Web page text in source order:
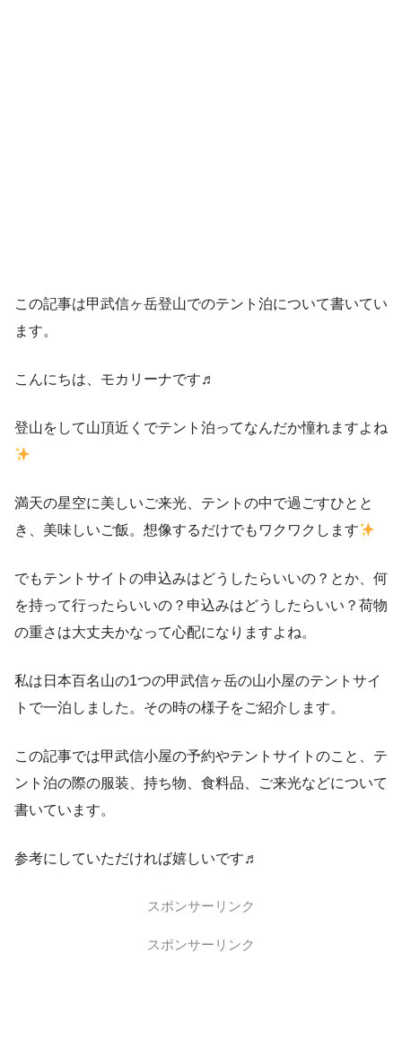
この記事は甲武信ヶ岳登山でのテント泊について書いてい
ます。
こんにちは、モカリーナです♬
登山をして山頂近くでテント泊ってなんだか憧れますよね
満天の星空に美しいご来光、テントの中で過ごすひとと
き、美味しいご飯。想像するだけでもワクワクします
でもテントサイトの申込みはどうしたらいいの？とか、何
を持って行ったらいいの？申込みはどうしたらいい？荷物
の重さは大丈夫かなって心配になりますよね。
私は日本百名山の1つの甲武信ヶ岳の山小屋のテントサイ
トで一泊しました。その時の様子をご紹介します。
この記事では甲武信小屋の予約やテントサイトのこと、テ
ント泊の際の服装、持ち物、食料品、ご来光などについて
書いています。
参考にしていただければ嬉しいです♬
スポンサーリンク
スポンサーリンク